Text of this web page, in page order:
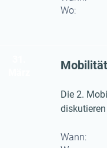
Wo:
Die 2.
Wann: